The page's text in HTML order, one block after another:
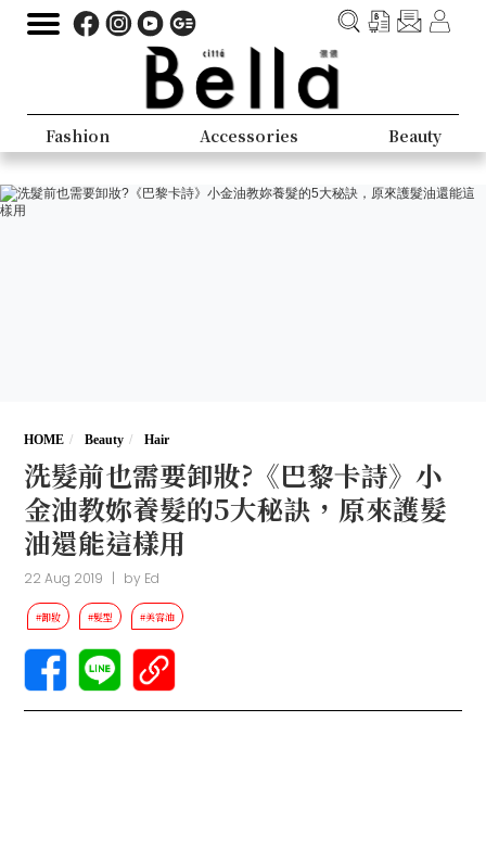
Fashion Accessories Beauty
HOME Beauty Hair
洗髮前也需要卸妝?《巴黎卡詩》小
金油教妳養髮的5大秘訣，原來護髮
油還能這樣用
22 Aug 2019 | by Ed
#卸妝 #髮型 #美容油